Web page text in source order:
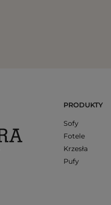
PRODUKTY
Sofy
Fotele
Krzesła
Pufy